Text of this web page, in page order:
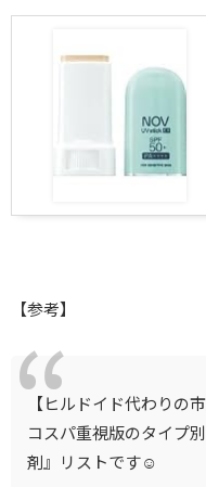
【参考】
【ヒルドイド代わりの
コスパ重視版のタイプ
剤』リストです☺